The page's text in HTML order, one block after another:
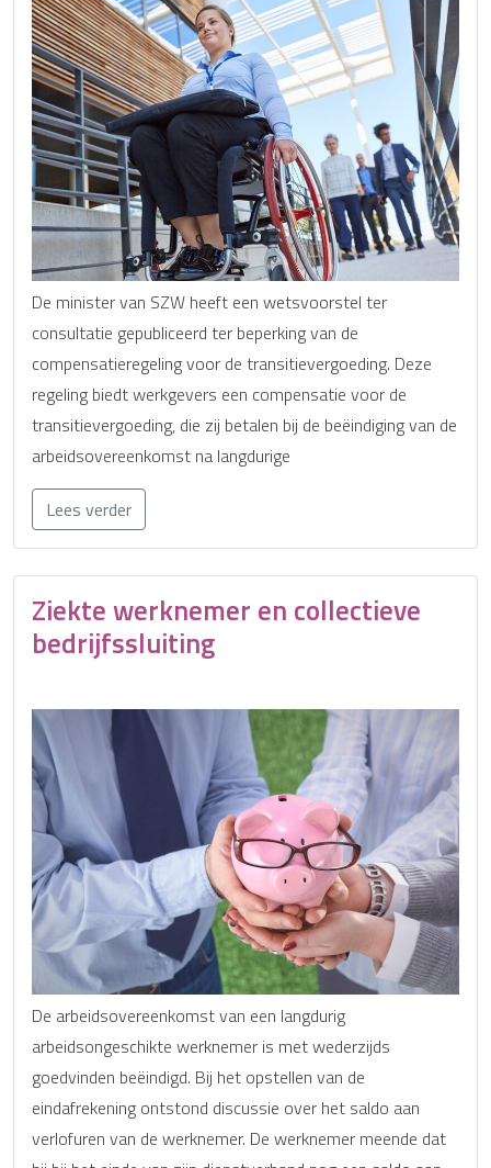
De minister van SZW heeft een wetsvoorstel ter
consultatie gepubliceerd ter beperking van de
compensatieregeling voor de transitievergoeding. Deze
regeling biedt werkgevers een compensatie voor de
transitievergoeding, die zij betalen bij de beëindiging van de
arbeidsovereenkomst na langdurige
Lees verder
Ziekte werknemer en collectieve
bedrijfssluiting
De arbeidsovereenkomst van een langdurig
arbeidsongeschikte werknemer is met wederzijds
goedvinden beëindigd. Bij het opstellen van de
eindafrekening ontstond discussie over het saldo aan
verlofuren van de werknemer. De werknemer meende dat